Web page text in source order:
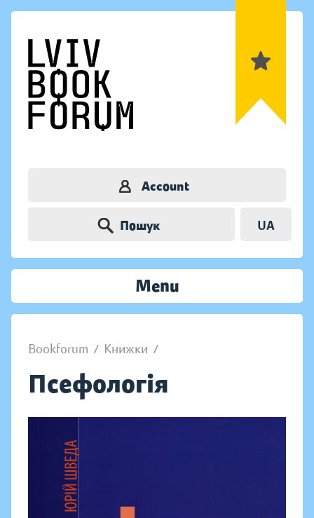
Account
Пошук UA
Menu
Bookforum / Книжки /
Псефологія